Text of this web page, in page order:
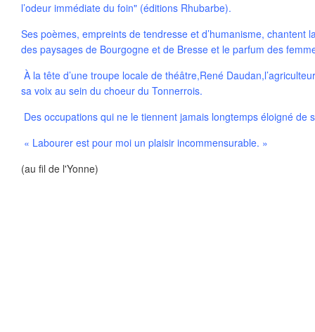
l’odeur immédiate du foin" (éditions Rhubarbe).
Ses poèmes, empreints de tendresse et d’humanisme, chantent
des paysages de Bourgogne et de Bresse et le parfum des
À la tête d’une troupe locale de théâtre,René
sa voix au sein du choeur du Tonnerrois.
Des occupations qui ne le tiennent jamais longtemps éloigné de
« Labourer est pour moi un plaisir incommensurable. »
(au fil de l'Yonne)